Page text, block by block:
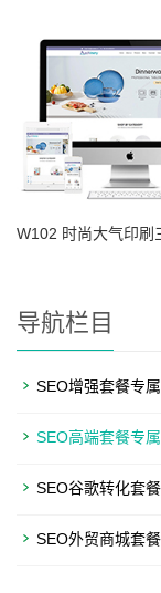
导航栏目
SEO增强套餐专属
SEO高端套餐专属
SEO谷歌转化套餐
SEO外贸商城套餐